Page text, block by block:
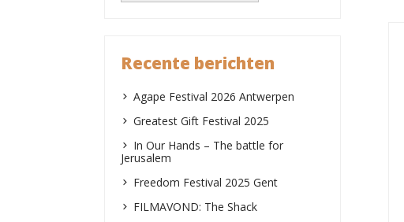
Recente berichten
Agape Festival 2026 Antwerpen
Greatest Gift Festival 2025
In Our Hands – The battle for
Jerusalem
Freedom Festival 2025 Gent
FILMAVOND: The Shack